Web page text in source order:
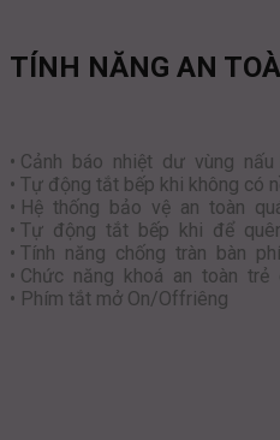
TÍNH NĂNG AN
• Cảnh báo nhiệt dư vùng nấu
• Tự động tắt bếp khi không có
• Hệ thống bảo vệ an toàn
• Tự động tắt bếp khi để
• Tính năng chống tràn bàn
• Chức năng khoá an toàn trẻ
• Phím tắt mở On/Offriêng